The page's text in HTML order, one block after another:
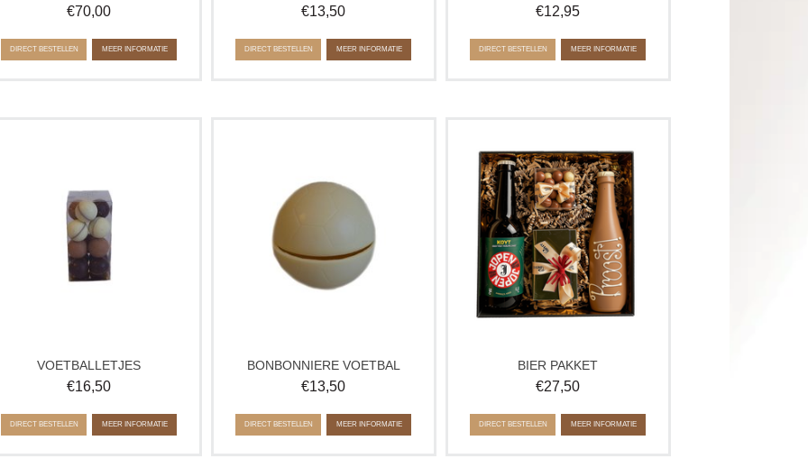
€70,00
DIRECT BESTELLEN MEER INFORMATIE
€13,50
DIRECT BESTELLEN MEER INFORMATIE
€12,95
DIRECT BESTELLEN MEER INFORMATIE
Olympische spelen! Voor de echte
sport fanaat!
VOETBALLETJES
€16,50
DIRECT BESTELLEN MEER INFORMATIE
liefhebber met dit leuke cadeau!
BONBONNIERE VOETBAL
€13,50
DIRECT BESTELLEN MEER INFORMATIE
bierpakket met Jopen Koyt bier,
bierbonbons en ambachtelijke
chocolade. Perfect cadeau voor
bierliefhebbers.
Super leuk voor een sportavond,
Vaderdag, verjaardag of ander
speciaal moment!
BIER PAKKET
€27,50
DIRECT BESTELLEN MEER INFORMATIE